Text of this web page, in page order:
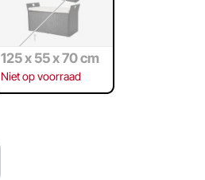
125 x 55 x 70 cm
Niet op voorraad